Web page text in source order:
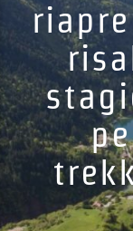
Traccia corrente
Titolo